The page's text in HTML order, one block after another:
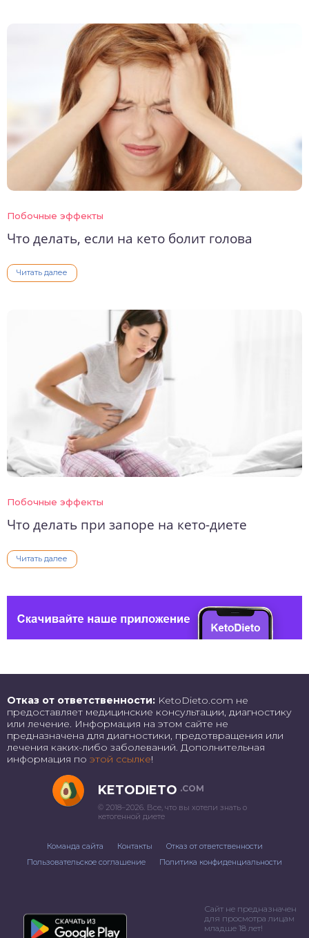
Побочные эффекты
Что делать, если на кето болит голова
Читать далее
Побочные эффекты
Что делать при запоре на кето-диете
Читать далее
Отказ от ответственности: KetoDieto.com не
предоставляет медицинские консультации, диагностику
или лечение. Информация на этом сайте не
предназначена для диагностики, предотвращения или
лечения каких-либо заболеваний. Дополнительная
информация по этой ссылке!
KETODIETO .COM
© 2018–2026. Все, что вы хотели знать о
кетогенной диете
Команда сайта Контакты
Отказ от ответственности
Пользовательское соглашение
Политика конфиденциальности
Сайт не предназначен
для просмотра лицам
младше 18 лет!